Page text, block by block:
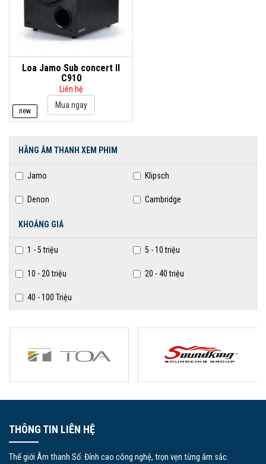
HÃNG ÂM THANH XEM PHIM
Jamo Klipsch
Denon Cambridge
KHOẢNG GIÁ
1 - 5 triệu 5 - 10 triệu
10 - 20 triệu 20 - 40 triệu
40 - 100 Triệu
new
Loa Jamo Sub concert II
C910
Liên hệ
THÔNG TIN LIÊN HỆ
Thế giới Âm thanh Số: Đỉnh cao công nghệ, trọn vẹn từng âm sắc.